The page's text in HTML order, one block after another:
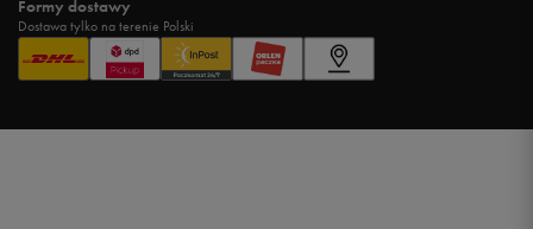
Formy dostawy
Dostawa tylko na terenie Polski